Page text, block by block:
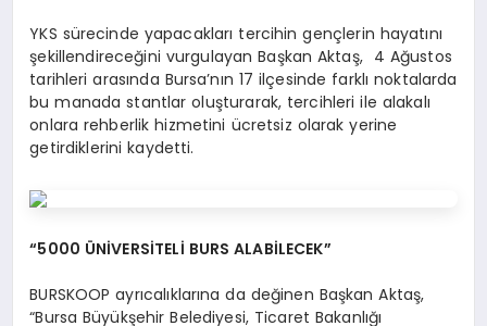
YKS sürecinde yapacakları tercihin gençlerin hayatını
şekillendireceğini vurgulayan Başkan Aktaş, 4 Ağustos
tarihleri arasında Bursa’nın 17 ilçesinde farklı noktalarda
bu manada stantlar oluşturarak, tercihleri ile alakalı
onlara rehberlik hizmetini ücretsiz olarak yerine
getirdiklerini kaydetti.
“5000 ÜNİVERSİTELİ BURS ALABİLECEK”
BURSKOOP ayrıcalıklarına da değinen Başkan Aktaş,
“Bursa Büyükşehir Belediyesi, Ticaret Bakanlığı